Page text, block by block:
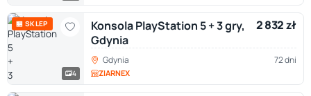
🏪 SKLEP
4
Konsola PlayStation 5 + 3 gry,
Gdynia
2 832 zł
Gdynia 72 dni
ZIARNEX